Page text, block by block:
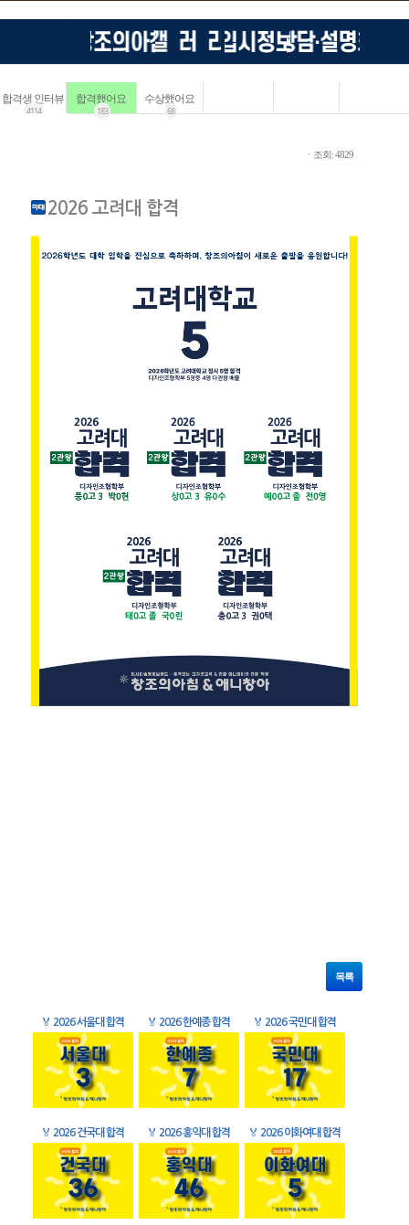
합격생 인터뷰
4114
합격했어요
183
수상했어요
68
ㆍ조회: 4829
2026 고려대 합격
목록
🏅 2026 서울대 합격 🏅 2026 한예종 합격 🏅 2026 국민대 합격
🏅 2026 건국대 합격 🏅 2026 홍익대 합격 🏅 2026 이화여대 합격